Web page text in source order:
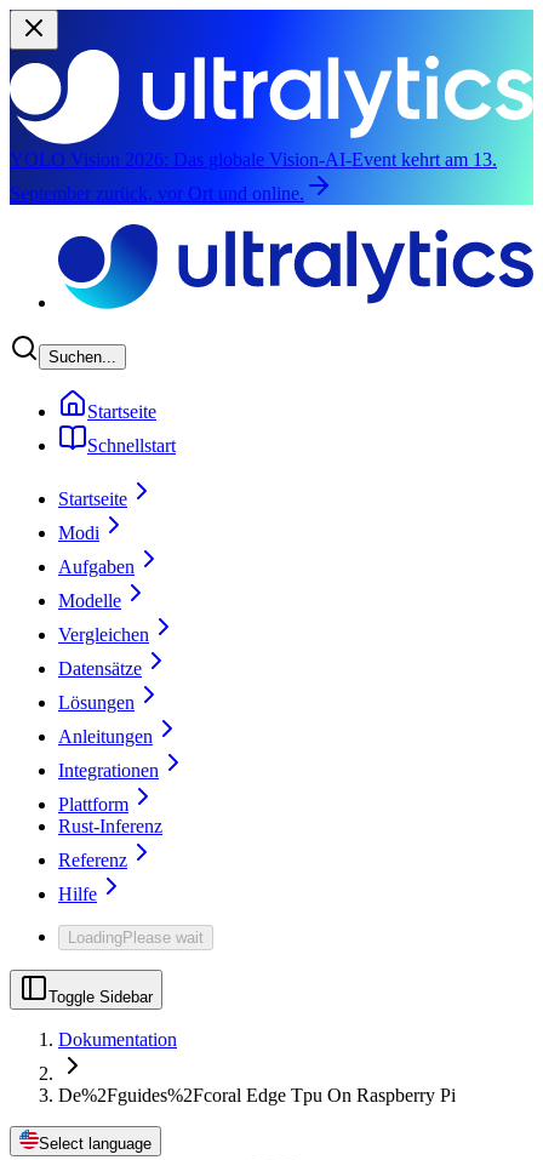
YOLO Vision 2026: Das globale Vision-AI-Event kehrt am 13.
September zurück, vor Ort und online.
Suchen...
Startseite
Schnellstart
Startseite
Modi
Aufgaben
Modelle
Vergleichen
Datensätze
Lösungen
Anleitungen
Integrationen
Plattform
Rust-Inferenz
Referenz
Hilfe
LoadingPlease wait
Toggle Sidebar
Dokumentation
De%2Fguides%2Fcoral Edge Tpu On Raspberry Pi
Select language